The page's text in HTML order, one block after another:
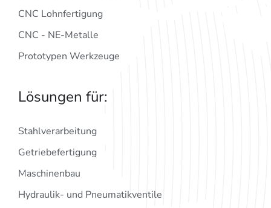
CNC Lohnfertigung
CNC - NE-Metalle
Prototypen Werkzeuge
Lösungen für:
Stahlverarbeitung
Getriebefertigung
Maschinenbau
Hydraulik- und Pneumatikventile